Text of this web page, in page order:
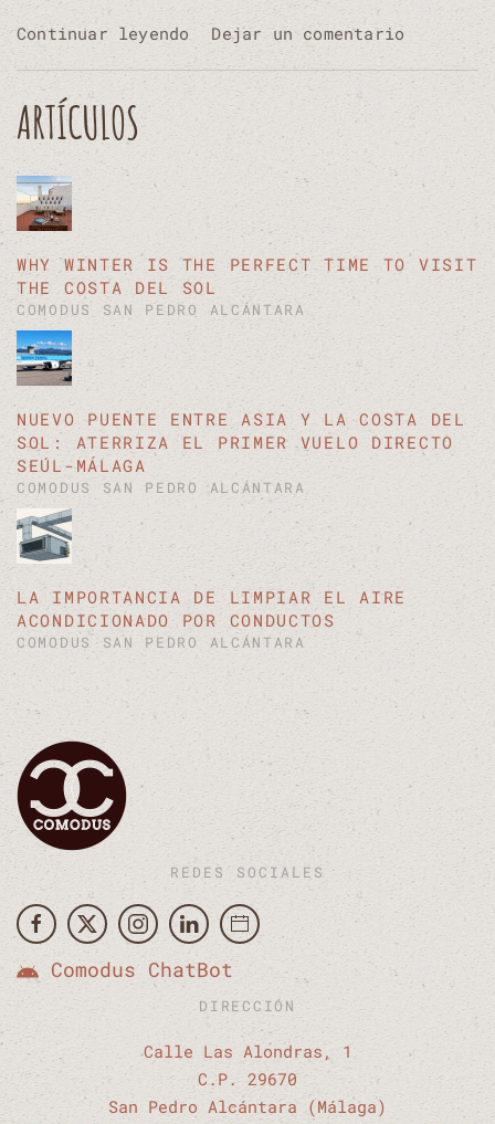
Continuar leyendo Dejar un comentario
ARTÍCULOS
WHY WINTER IS THE PERFECT TIME TO VISIT
THE COSTA DEL SOL
COMODUS SAN PEDRO ALCÁNTARA
NUEVO PUENTE ENTRE ASIA Y LA COSTA DEL
SOL: ATERRIZA EL PRIMER VUELO DIRECTO
SEÚL-MÁLAGA
COMODUS SAN PEDRO ALCÁNTARA
LA IMPORTANCIA DE LIMPIAR EL AIRE
ACONDICIONADO POR CONDUCTOS
COMODUS SAN PEDRO ALCÁNTARA
REDES SOCIALES
Comodus ChatBot
DIRECCIÓN
Calle Las Alondras, 1
C.P. 29670
San Pedro Alcántara (Málaga)